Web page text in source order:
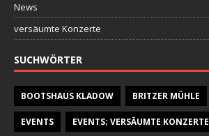
News
versäumte Konzerte
SUCHWÖRTER
BOOTSHAUS KLADOW BRITZER MÜHLE
EVENTS EVENTS; VERSÄUMTE KONZERTE